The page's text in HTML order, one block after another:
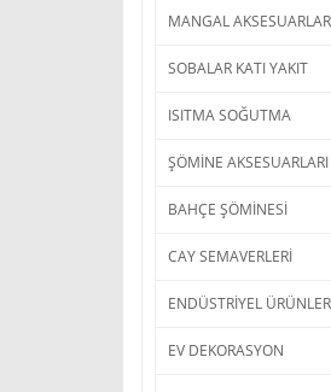
MANGAL
SOBALAR KATI YAKIT
ISITMA SOĞUTMA
ŞÖMİNE AKSESUARLARI
BAHÇE ŞÖMİNESİ
CAY SEMAVERLERİ
ENDÜSTRİYEL ÜRÜNLER
EV DEKORASYON